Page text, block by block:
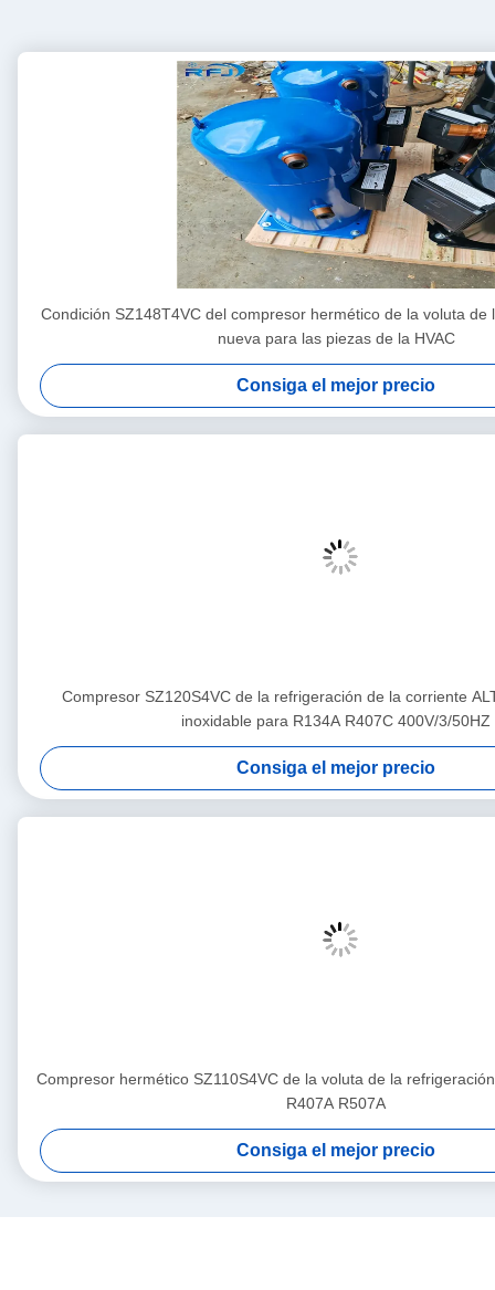
Condición SZ148T4VC del compresor hermético de la voluta de
nueva para las piezas de la HVAC
Consiga el mejor precio
Compresor SZ120S4VC de la refrigeración de la corriente
inoxidable para R134A R407C 400V/3/50HZ
Consiga el mejor precio
Compresor hermético SZ110S4VC de la voluta de la
R407A R507A
Consiga el mejor precio